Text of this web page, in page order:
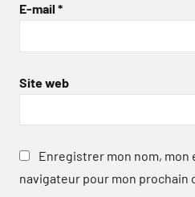
E-mail *
Site web
Enregistrer mon nom, mon
navigateur pour mon prochain